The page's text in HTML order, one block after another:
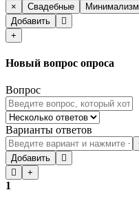
× Свадебные Минимализм
Добавить
+
Новый вопрос опроса
Вопрос
Варианты ответов
Добавить
+
1